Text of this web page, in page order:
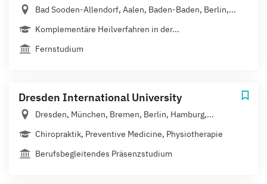
Bad Sooden-Allendorf, Aalen, Baden-Baden, Berlin,...
Komplementäre Heilverfahren in der...
Fernstudium
Dresden International University
Dresden, München, Bremen, Berlin, Hamburg,...
Chiropraktik, Preventive Medicine, Physiotherapie
Berufsbegleitendes Präsenzstudium